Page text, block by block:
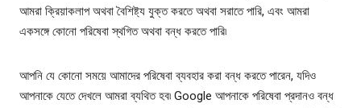
আমরা ক্রিয়াকলাপ অথবা বৈশিষ্ট্য যুক্ত করতে অথবা সরাতে পারি, এবং আমরা
একসঙ্গে কোনো পরিষেবা স্থগিত অথবা বন্ধ করতে পারি৷
আপনি যে কোনো সময়ে আমাদের পরিষেবা ব্যবহার করা বন্ধ করতে পারেন, যদিও
আপনাকে যেতে দেখলে আমরা ব্যথিত হব৷ Google আপনাকে পরিষেবা প্রদানও বন্ধ